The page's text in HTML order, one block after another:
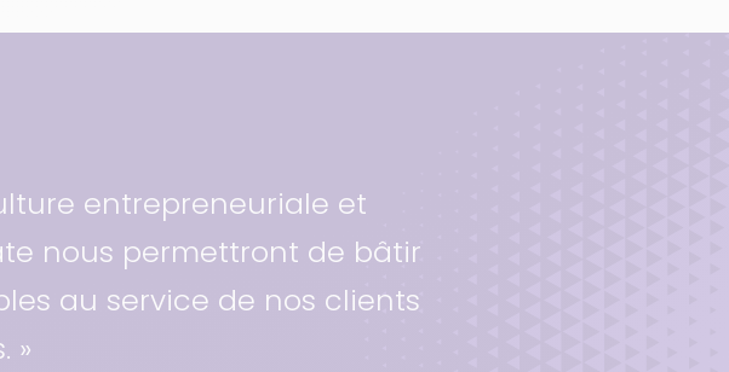
entrepreneuriale et
nous permettront de bâtir
au service de nos clients
»